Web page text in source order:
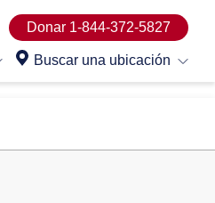
Buscar una ubicación
Donar 1-844-372-5827